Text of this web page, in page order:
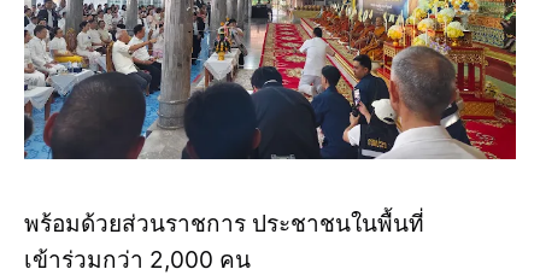
พร้อมด้วยส่วนราชการ ประชาชนในพื้นที่
เข้าร่วมกว่า 2,000 คน